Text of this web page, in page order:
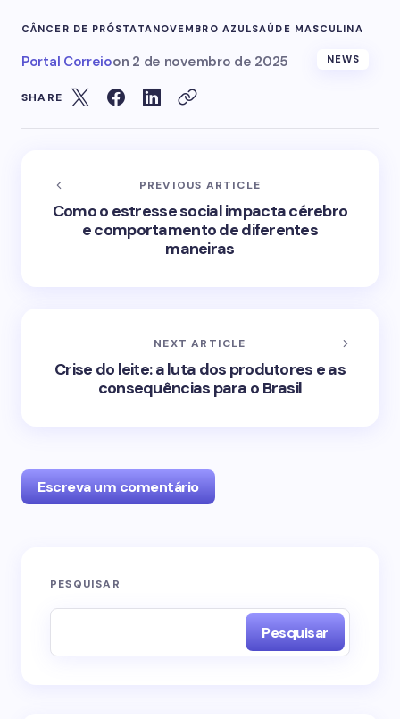
CÂNCER DE PRÓSTATANOVEMBRO AZULSAÚDE MASCULINA
Portal Correioon 2 de novembro de 2025 NEWS
SHARE
PREVIOUS ARTICLE
Como o estresse social impacta cérebro
e comportamento de diferentes
maneiras
NEXT ARTICLE
Crise do leite: a luta dos produtores e as
consequências para o Brasil
Escreva um comentário
O seu endereço de e-mail não será publicado.
PESQUISAR
Pesquisar